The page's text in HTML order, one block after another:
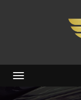
Toggle navigation